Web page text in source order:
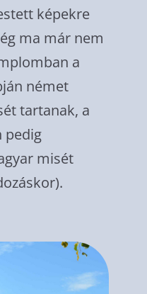
képekre
ma már nem
a
német
tartanak, a
pedig
misét